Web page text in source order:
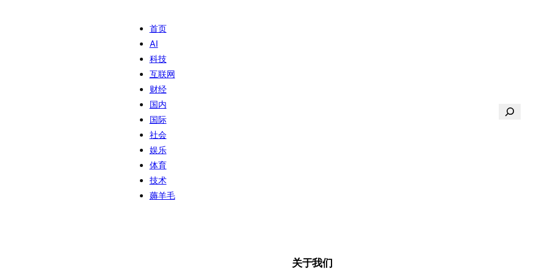
首页
AI
科技
互联网
财经
国内
国际
社会
娱乐
体育
技术
薅羊毛
搜
关于我们